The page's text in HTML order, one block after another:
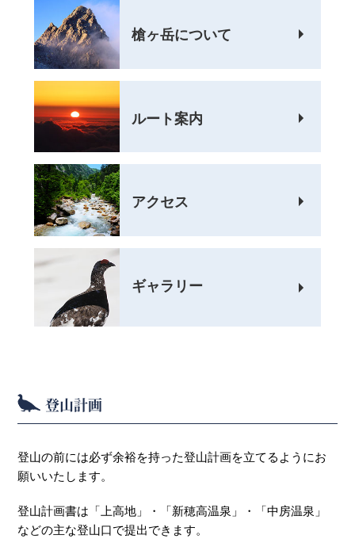
槍ヶ岳について
ルート案内
アクセス
ギャラリー
登山計画
登山の前には必ず余裕を持った登山計画を立てるようにお
願いいたします。
登山計画書は「上高地」・「新穂高温泉」・「中房温泉」
などの主な登山口で提出できます。